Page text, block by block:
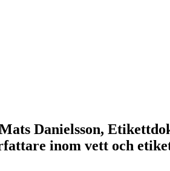
Danielsson,
inom vett och